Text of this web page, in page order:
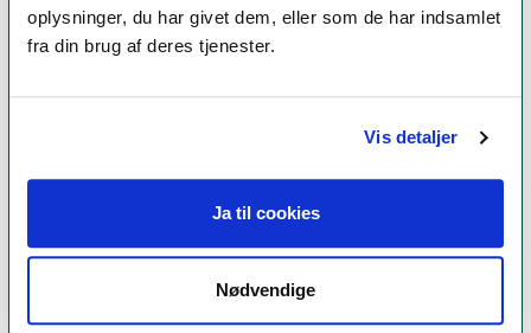
oplysninger, du har givet dem, eller som de har indsamlet
fra din brug af deres tjenester.
Vis detaljer
Ja til cookies
Nødvendige
er et kvalitetsstempel. Alle vores medlemmer skal
leve op til en række kriterier om uddannelse og
MPF
Hvad betyder titlen 'psykoterapeut MPF' ?